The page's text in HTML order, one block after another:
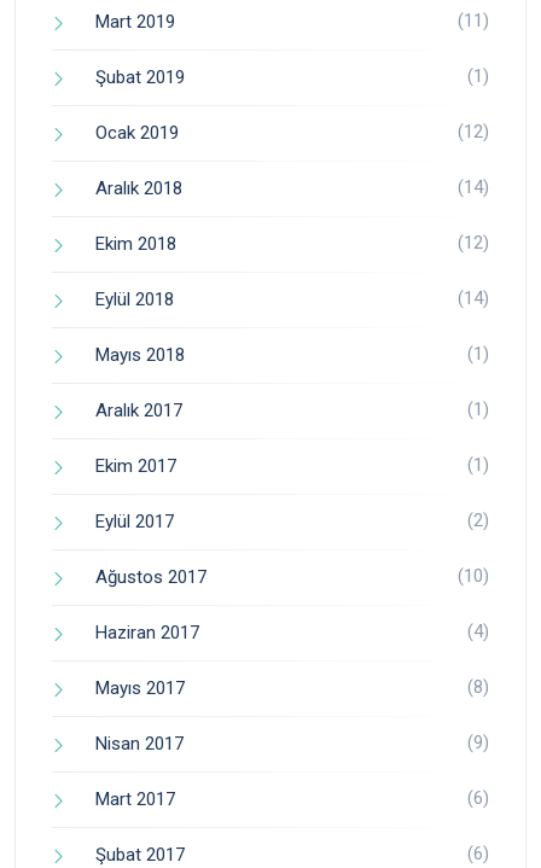
Mart 2019 (11)
Şubat 2019 (1)
Ocak 2019 (12)
Aralık 2018 (14)
Ekim 2018 (12)
Eylül 2018 (14)
Mayıs 2018 (1)
Aralık 2017 (1)
Ekim 2017 (1)
Eylül 2017 (2)
Ağustos 2017 (10)
Haziran 2017 (4)
Mayıs 2017 (8)
Nisan 2017 (9)
Mart 2017 (6)
Şubat 2017 (6)